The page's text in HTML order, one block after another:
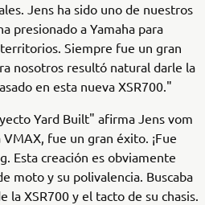
Jens ha sido uno de nuestros
presionado a Yamaha para
Siempre fue un gran
nosotros resultó natural darle la
en esta nueva XSR700."
Yard Built" afirma Jens vom
fue un gran éxito. ¡Fue
Esta creación es obviamente
moto y su polivalencia. Buscaba
la XSR700 y el tacto de su chasis.